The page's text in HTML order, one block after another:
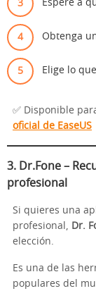
Espere a
Obtenga
Elige lo
✅ Disponible
oficial de EaseUS
3. Dr.Fone –
profesional
Si quieres una
profesional,
Dr.
elección.
Es una de las
populares del